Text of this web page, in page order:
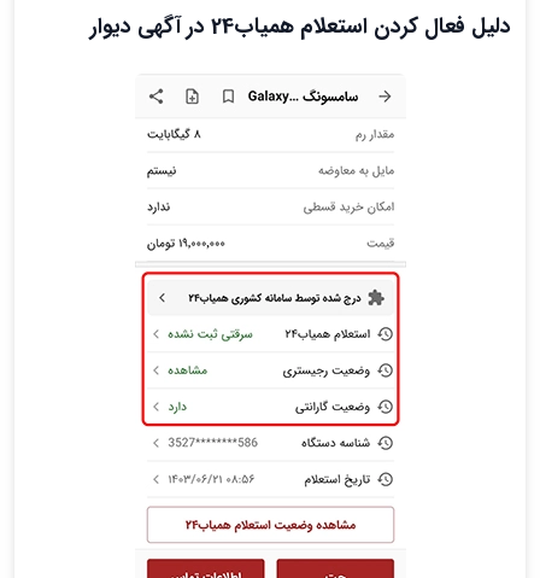
دلیل فعال کردن استعلام همیاب24 در آگهی دیوار